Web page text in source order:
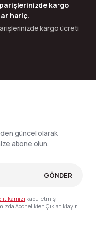
kargo
hariç.
kargo ücreti
güncel olarak
abone olun.
GÖNDER
kabul etmiş
Abonelikten Çık'a tıklayın.